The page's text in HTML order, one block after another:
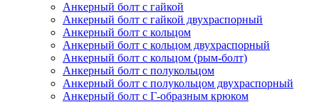
Анкерный болт с гайкой
Анкерный болт с гайкой двухраспорный
Анкерный болт с кольцом
Анкерный болт с кольцом двухраспорный
Анкерный болт с кольцом (рым-болт)
Анкерный болт с полукольцом
Анкерный болт с полукольцом двухраспорный
Анкерный болт с Г-образным крюком